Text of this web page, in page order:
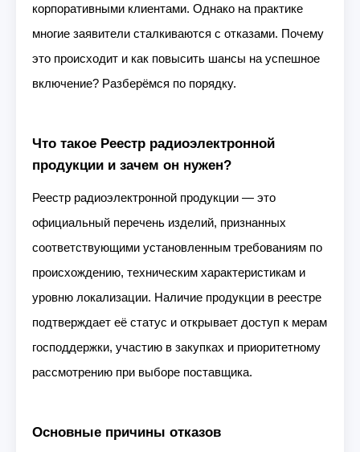
корпоративными клиентами. Однако на практике
многие заявители сталкиваются с отказами. Почему
это происходит и как повысить шансы на успешное
включение? Разберёмся по порядку.
Что такое Реестр радиоэлектронной
продукции и зачем он нужен?
Реестр радиоэлектронной продукции — это
официальный перечень изделий, признанных
соответствующими установленным требованиям по
происхождению, техническим характеристикам и
уровню локализации. Наличие продукции в реестре
подтверждает её статус и открывает доступ к мерам
господдержки, участию в закупках и приоритетному
рассмотрению при выборе поставщика.
Основные причины отказов